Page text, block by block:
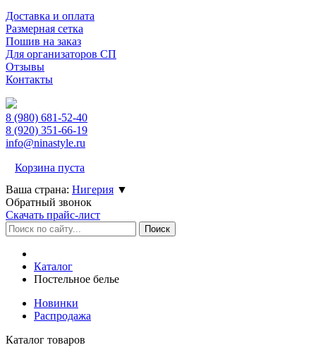
Доставка и оплата
Размерная сетка
Пошив на заказ
Для организаторов СП
Отзывы
Контакты
8 (980) 681-52-40
8 (920) 351-66-19
info@ninastyle.ru
Корзина пуста
Ваша страна: Нигерия ▼
Обратный звонок
Скачать прайс-лист
Каталог
Постельное белье
Новинки
Распродажа
Каталог товаров